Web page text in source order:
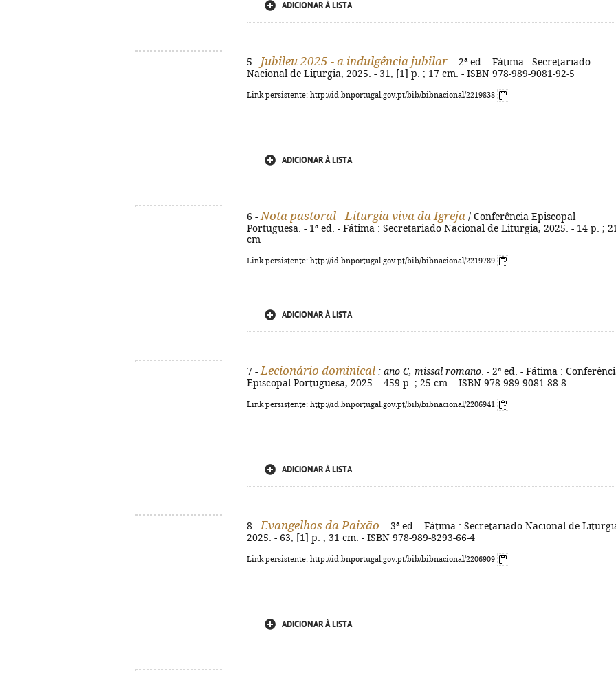
ADICIONAR À LISTA
5 - Jubileu 2025 - a indulgência jubilar . - 2ª ed. - Fátima : Secretariado
Nacional de Liturgia, 2025. - 31, [1] p. ; 17 cm. - ISBN 978-989-9081-92-5
Link persistente: http://id.bnportugal.gov.pt/bib/bibnacional/2219838
ADICIONAR À LISTA
6 - Nota pastoral - Liturgia viva da Igreja / Conferência Episcopal
Portuguesa. - 1ª ed. - Fátima : Secretariado Nacional de Liturgia, 2025. - 14 p. ;
cm
Link persistente: http://id.bnportugal.gov.pt/bib/bibnacional/2219789
ADICIONAR À LISTA
7 - Lecionário dominical : ano C, missal romano . - 2ª ed. - Fátima :
Episcopal Portuguesa, 2025. - 459 p. ; 25 cm. - ISBN 978-989-9081-88-8
Link persistente: http://id.bnportugal.gov.pt/bib/bibnacional/2206941
ADICIONAR À LISTA
8 - Evangelhos da Paixão . - 3ª ed. - Fátima : Secretariado Nacional de
2025. - 63, [1] p. ; 31 cm. - ISBN 978-989-8293-66-4
Link persistente: http://id.bnportugal.gov.pt/bib/bibnacional/2206909
ADICIONAR À LISTA